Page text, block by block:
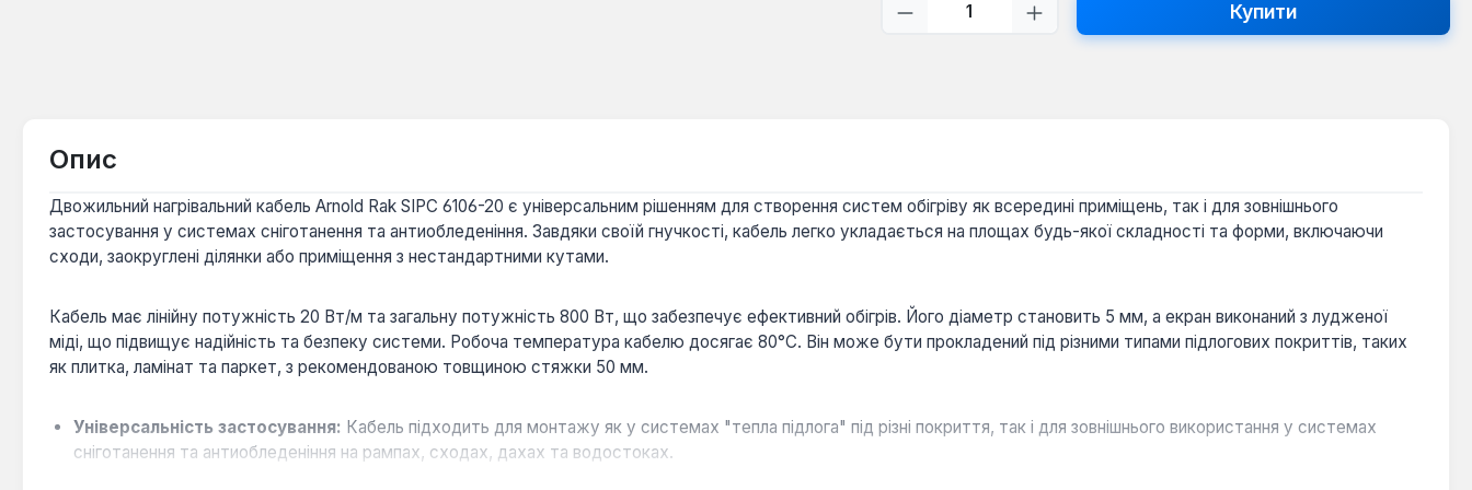
Кількість товару: Введіть потрібну
Купити
Опис
Двожильний нагрівальний кабель Arnold Rak SIPC 6106-20 є універсальним рішенням для створення систем обігріву як всередині приміщень, так і для зовнішнього
застосування у системах сніготанення та антиобледеніння. Завдяки своїй гнучкості, кабель легко укладається на площах будь-якої складності та форми, включаючи
сходи, заокруглені ділянки або приміщення з нестандартними кутами.
Кабель має лінійну потужність 20 Вт/м та загальну потужність 800 Вт, що забезпечує ефективний обігрів. Його діаметр становить 5 мм, а екран виконаний з лудженої
міді, що підвищує надійність та безпеку системи. Робоча температура кабелю досягає 80°С. Він може бути прокладений під різними типами підлогових покриттів, таких
як плитка, ламінат та паркет, з рекомендованою товщиною стяжки 50 мм.
Універсальність застосування: Кабель підходить для монтажу як у системах "тепла підлога" під різні покриття, так і для зовнішнього використання у системах
сніготанення та антиобледеніння на рампах, сходах, дахах та водостоках.